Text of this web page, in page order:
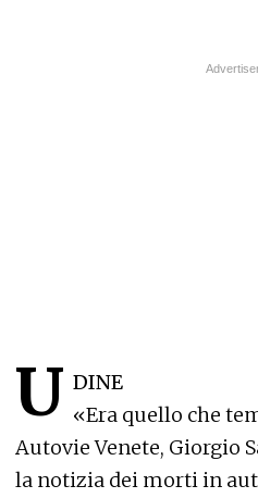
U DINE
«Era quello che
Autovie Venete, Giorgio
la notizia dei morti in